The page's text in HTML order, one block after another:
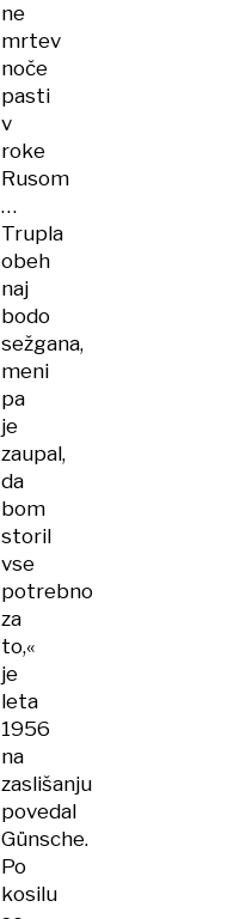
ne
mrtev
noče
pasti
v
roke
Rusom
…
Trupla
obeh
naj
bodo
sežgana,
meni
pa
je
zaupal,
da
bom
storil
vse
potrebno
za
to,«
je
leta
1956
na
zaslišanju
povedal
Günsche.
Po
kosilu